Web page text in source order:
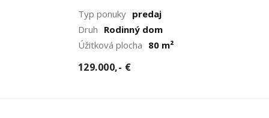
Typ ponuky predaj
Druh Rodinný dom
Úžitková plocha 80 m²
129.000,- €